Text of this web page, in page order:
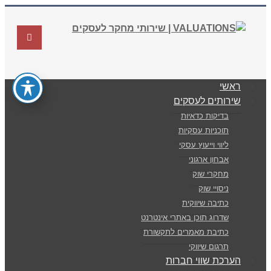
ראשי
שירותים לעסקים
בדיקות כדאיות
תוכניות עסקיות
ליווי וייעוץ עסקי
אבחון ארגוני
מחקרי שוק
ניסויי שוק
כתיבה שיווקית
שדרוג תוכן באתרי אינטרנט
כתיבת מאמרים לתקשורת
תרגום שיווקי
הערכת שווי חברות